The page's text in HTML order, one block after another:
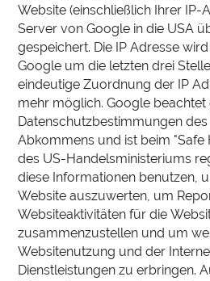
Website (einschließlich Ihrer IP-
Server von Google in die USA
gespeichert. Die IP Adresse
Google um die letzten drei
eindeutige Zuordnung der IP
mehr möglich. Google beachtet
Datenschutzbestimmungen
Abkommens und ist beim
des US-Handelsministeriums
diese Informationen benutzen,
Website auszuwerten, um
Websiteaktivitäten für die
zusammenzustellen und um
Websitenutzung und der
Dienstleistungen zu erbringen.